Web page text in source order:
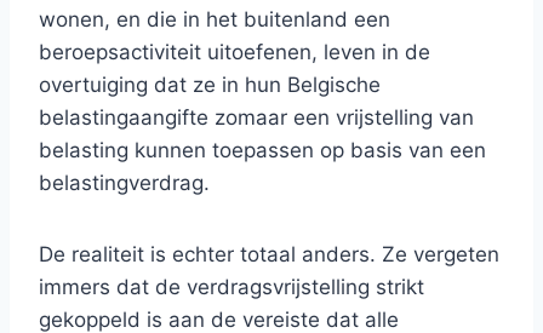
wonen, en die in het buitenland een
beroepsactiviteit uitoefenen, leven in de
overtuiging dat ze in hun Belgische
belastingaangifte zomaar een vrijstelling van
belasting kunnen toepassen op basis van een
belastingverdrag.
De realiteit is echter totaal anders. Ze vergeten
immers dat de verdragsvrijstelling strikt
gekoppeld is aan de vereiste dat alle